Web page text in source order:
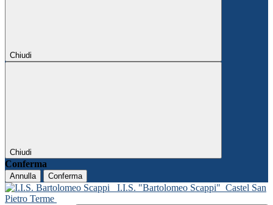
Chiudi
Chiudi
Conferma
Annulla Conferma
I.I.S. "Bartolomeo Scappi" Castel San
Pietro Terme